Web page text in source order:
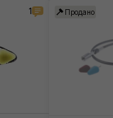
1 Продано